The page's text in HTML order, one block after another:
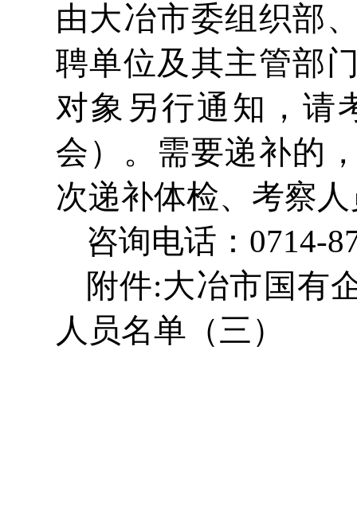
由大冶市委组织部
聘单位及其主管部
对象另行通知，请
会）。需要递补的
次递补体检、考察
咨询电话：0714-
附件:大冶市国有
人员名单（三）